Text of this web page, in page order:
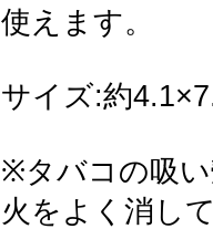
使えます。
サイズ:約
※タバコの吸
火をよく消し